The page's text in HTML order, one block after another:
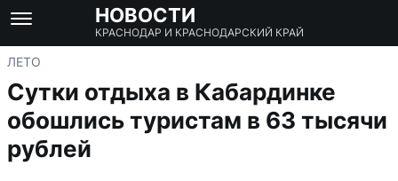
НОВОСТИ
КРАСНОДАР И КРАСНОДАРСКИЙ КРАЙ
ЛЕТО
Сутки отдыха в Кабардинке
обошлись туристам в 63 тысячи
рублей